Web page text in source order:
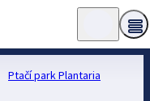
Ptačí park Plantaria